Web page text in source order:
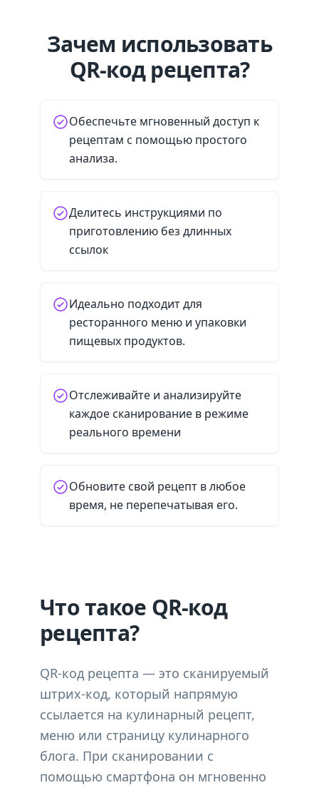
Зачем использовать
QR-код рецепта?
Обеспечьте мгновенный доступ к
рецептам с помощью простого
анализа.
Делитесь инструкциями по
приготовлению без длинных
ссылок
Идеально подходит для
ресторанного меню и упаковки
пищевых продуктов.
Отслеживайте и анализируйте
каждое сканирование в режиме
реального времени
Обновите свой рецепт в любое
время, не перепечатывая его.
Что такое QR-код
рецепта?
QR-код рецепта — это сканируемый
штрих-код, который напрямую
ссылается на кулинарный рецепт,
меню или страницу кулинарного
блога. При сканировании с
помощью смартфона он мгновенно